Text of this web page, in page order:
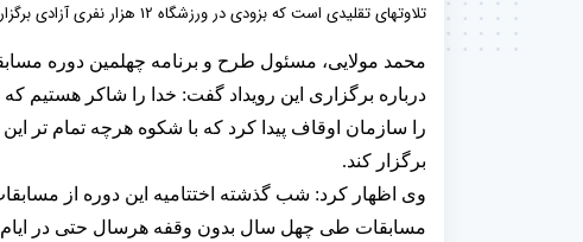
تلاوتهای تقلیدی است که بزودی در ورزشگاه 12 هزار نفری آزادی برگزار خواهد شد.
محمد مولایی، مسئول طرح و برنامه چهلمین دوره
درباره برگزاری این رویداد گفت: خدا را شاکر هستیم
برگزار کند.
وی اظهار کرد: شب گذشته اختتامیه این دوره از
مسابقات طی چهل سال بدون وقفه هرسال حتی در ایام